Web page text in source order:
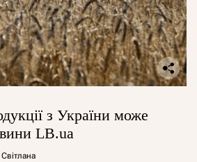
з України може
LB.ua